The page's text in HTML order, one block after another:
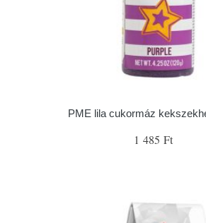
PME lila cukormáz
1 485 Ft